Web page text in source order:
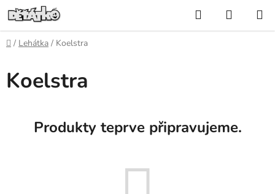
Přejít
na
obsah
Hledat
KOŠÍK
Domů
/ Lehátka / Koelstra
Koelstra
Produkty teprve připravujeme.